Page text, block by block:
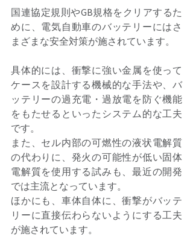
国連協定規則やGB規格をクリアするた
めに、電気自動車のバッテリーにはさ
まざまな安全対策が施されています。
具体的には、衝撃に強い金属を使って
ケースを設計する機械的な手法や、バ
ッテリーの過充電・過放電を防ぐ機能
をもたせるといったシステム的な工夫
です。
また、セル内部の可燃性の液状電解質
の代わりに、発火の可能性が低い固体
電解質を使用する試みも、最近の開発
では主流となっています。
ほかにも、車体自体に、衝撃がバッテ
リーに直接伝わらないようにする工夫
が施されています。